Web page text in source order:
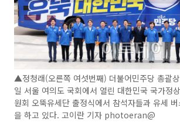
▲정청래(오른쪽 여섯번째) 더불어민주당 총괄
일 서울 여의도 국회에서 열린 대한민국 국가정
원회 오뚝유세단 출정식에서 참석자들과 유세
을 하고 있다. 고이란 기자 photoeran@